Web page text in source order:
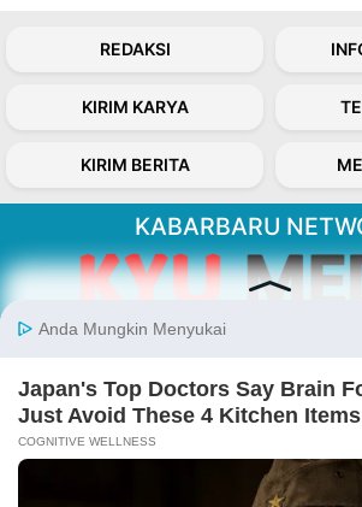
REDAKSI
KIRIM KARYA
KIRIM BERITA
KABARBARU
Kabarbaru.co menyajikan